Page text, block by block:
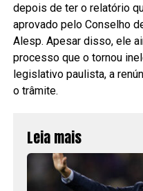
depois de ter o relatório
aprovado pelo Conselho
Alesp. Apesar disso, ele
processo que o tornou
legislativo paulista, a
o trâmite.
Leia mais